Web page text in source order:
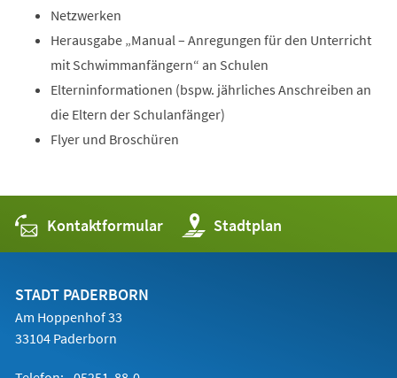
Netzwerken
Herausgabe „Manual – Anregungen für den Unterricht
mit Schwimmanfängern“ an Schulen
Elterninformationen (bspw. jährliches Anschreiben an
die Eltern der Schulanfänger)
Flyer und Broschüren
Kontaktformular Stadtplan
(Öffnet
in
einem
STADT PADERBORN
Am Hoppenhof 33
33104 Paderborn